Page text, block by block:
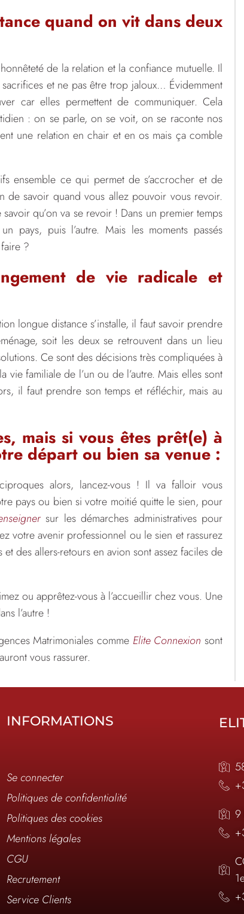
quand on vit dans deux
de la relation et la confiance mutuelle. Il
et ne pas être trop jaloux… Évidemment
car elles permettent de communiquer. Cela
: on se parle, on se voit, on se raconte nos
une relation en chair et en os mais ça comble
ensemble ce qui permet de s’accrocher et de
savoir quand vous allez pouvoir vous revoir.
savoir qu’on va se revoir ! Dans un premier temps
pays, puis l’autre. Mais les moments passés
?
de vie radicale et
longue distance s’installe, il faut savoir prendre
soit les deux se retrouvent dans un lieu
Ce sont des décisions très compliquées à
familiale de l’un ou de l’autre. Mais elles sont
il faut prendre son temps et réfléchir, mais au
mais si vous êtes prêt(e) à
départ ou bien sa venue :
alors, lancez-vous ! Il va falloir vous
pays ou bien si votre moitié quitte le sien, pour
sur les démarches administratives pour
votre avenir professionnel ou le sien et rassurez
des allers-retours en avion sont assez faciles de
ou apprêtez-vous à l’accueillir chez vous. Une
l’autre !
Matrimoniales comme Elite Connexion sont
vous rassurer.
INFORMATIONS
Se connecter
Politiques de confidentialité
Politiques des cookies
Mentions légales
CGU
Recrutement
Service Clients
9